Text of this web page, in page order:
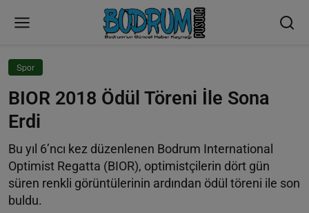
Spor
BIOR 2018 Ödül Töreni İle Sona
Erdi
Bu yıl 6’ncı kez düzenlenen Bodrum International
Optimist Regatta (BIOR), optimistçilerin dört gün
süren renkli görüntülerinin ardından ödül töreni ile son
buldu.